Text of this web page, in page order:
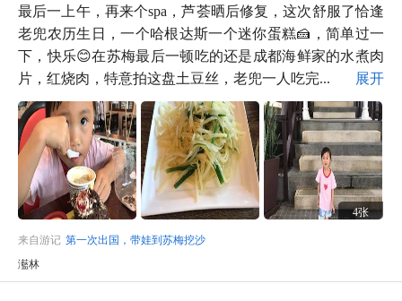
最后一上午，再来个spa，芦荟晒后修复，这次舒服了恰逢
老兜农历生日，一个哈根达斯一个迷你蛋糕🍰，简单过一
下，快乐😊在苏梅最后一顿吃的还是成都海鲜家的水煮肉
片，红烧肉，特意拍这盘土豆丝，老兜一人吃完...
展开
4张
来自游记 第一次出国，带娃到苏梅挖沙
灆林